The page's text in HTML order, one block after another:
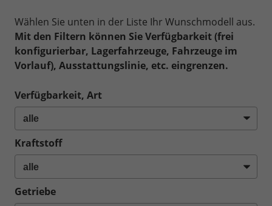
Wählen Sie unten in der Liste Ihr Wunschmodell aus.
Mit den Filtern können Sie Verfügbarkeit (frei
konfigurierbar, Lagerfahrzeuge, Fahrzeuge im
Vorlauf), Ausstattungslinie, etc. eingrenzen.
Verfügbarkeit, Art
Kraftstoff
Getriebe